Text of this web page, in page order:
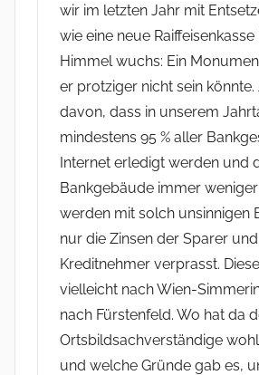
wir im letzten Jahr mit
wie eine neue Raiffeisenkasse
Himmel wuchs: Ein
er protziger nicht sein
davon, dass in unserem
mindestens 95 % aller
Internet erledigt werden und
Bankgebäude immer
werden mit solch unsinnigen
nur die Zinsen der Sparer und
Kreditnehmer verprasst.
vielleicht nach Wien-
nach Fürstenfeld. Wo hat da
Ortsbildsachverständige
und welche Gründe gab es,